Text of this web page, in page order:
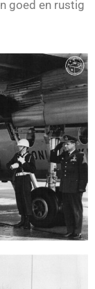
goed en rustig